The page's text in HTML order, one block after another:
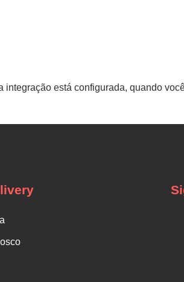
está configurada, quando